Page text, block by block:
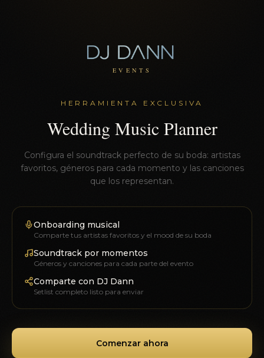
EVENTS
HERRAMIENTA EXCLUSIVA
Wedding Music Planner
Configura el soundtrack perfecto de su boda: artistas
favoritos, géneros para cada momento y las canciones
que los representan.
Onboarding musical
Comparte tus artistas favoritos y el mood de su boda
Soundtrack por momentos
Géneros y canciones para cada parte del evento
Comparte con DJ Dann
Setlist completo listo para enviar
Comenzar ahora